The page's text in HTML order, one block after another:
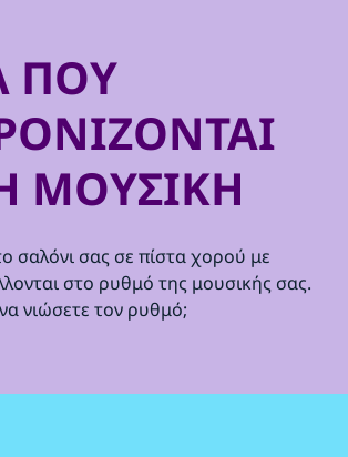
ΠΟΥ
ΜΟΥΣΙΚΗ
σαλόνι σας σε πίστα χορού με
στο ρυθμό της μουσικής σας.
να νιώσετε τον ρυθμό;